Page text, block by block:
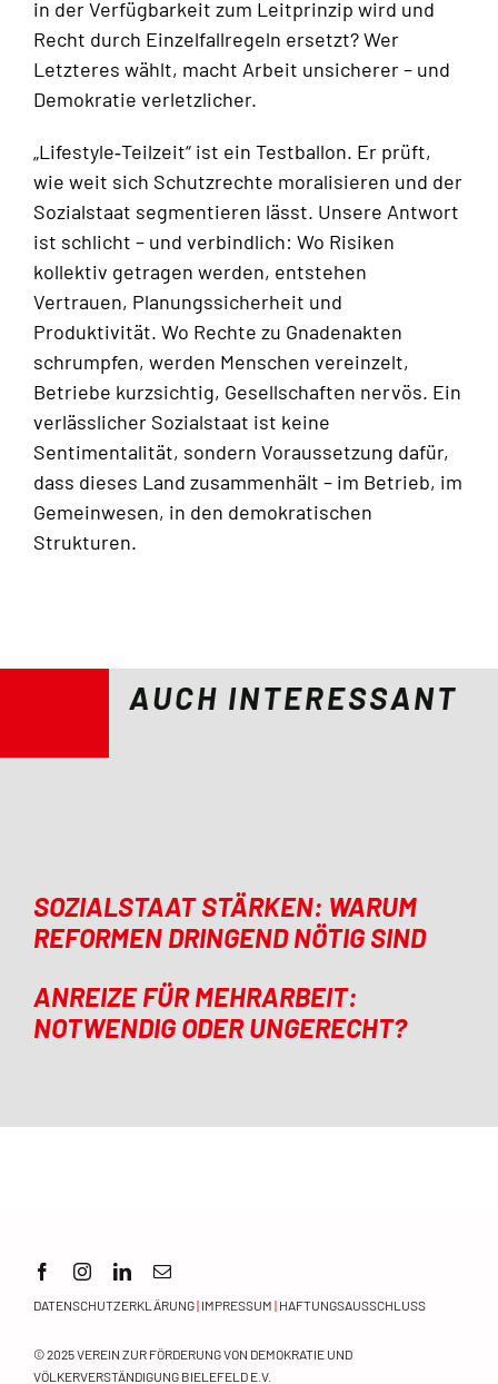
in der Verfügbarkeit zum Leitprinzip wird und
Recht durch Einzelfallregeln ersetzt? Wer
Letzteres wählt, macht Arbeit unsicherer – und
Demokratie verletzlicher.
„Lifestyle‑Teilzeit“ ist ein Testballon. Er prüft,
wie weit sich Schutzrechte moralisieren und der
Sozialstaat segmentieren lässt. Unsere Antwort
ist schlicht – und verbindlich: Wo Risiken
kollektiv getragen werden, entstehen
Vertrauen, Planungssicherheit und
Produktivität. Wo Rechte zu Gnadenakten
schrumpfen, werden Menschen vereinzelt,
Betriebe kurzsichtig, Gesellschaften nervös. Ein
verlässlicher Sozialstaat ist keine
Sentimentalität, sondern Voraussetzung dafür,
dass dieses Land zusammenhält – im Betrieb, im
Gemeinwesen, in den demokratischen
Strukturen.
AUCH INTERESSANT
SOZIALSTAAT STÄRKEN: WARUM
REFORMEN DRINGEND NÖTIG SIND
ANREIZE FÜR MEHRARBEIT:
NOTWENDIG ODER UNGERECHT?
DATENSCHUTZERKLÄRUNG| IMPRESSUM | HAFTUNGSAUSSCHLUSS
© 2025VEREIN ZUR FÖRDERUNG VON DEMOKRATIE UND
VÖLKERVERSTÄNDIGUNG BIELEFELD E.V.